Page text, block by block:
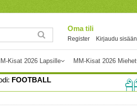
Oma tili
Register Kirjaudu sisään
Kisat 2026 Lapsille MM-Kisat 2026 Miehet
FOOTBALL